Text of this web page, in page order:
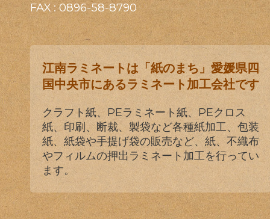
FAX : 0896-58-8790
江南ラミネートは「紙のまち」愛媛県四
国中央市にあるラミネート加工会社です
クラフト紙、PEラミネート紙、PEクロス
紙、印刷、断裁、製袋など各種紙加工、包装
紙、紙袋や手提げ袋の販売など、紙、不織布
やフィルムの押出ラミネート加工を行ってい
ます。